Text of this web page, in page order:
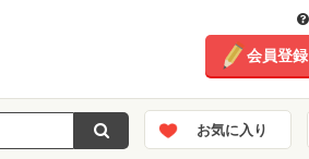
会員登録
お気に入り